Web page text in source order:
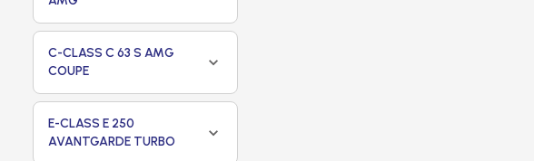
C-CLASS C 63 S AMG
COUPE
E-CLASS E 250
AVANTGARDE TURBO